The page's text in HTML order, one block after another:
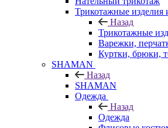
Трикотажные изделия
Назад
Трикотажные
Варежки,
Куртки, брюки,
SHAMAN
Назад
SHAMAN
Одежда
Назад
Одежда